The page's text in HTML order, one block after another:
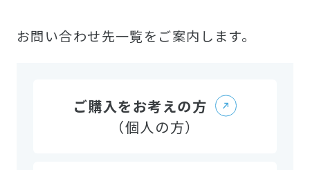
お問い合わせ先一覧をご案内します。
ご購入をお考えの方
（個人の方）